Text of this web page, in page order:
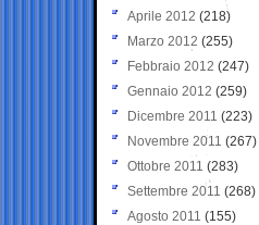
Aprile 2012 (218)
Marzo 2012 (255)
Febbraio 2012 (247)
Gennaio 2012 (259)
Dicembre 2011 (223)
Novembre 2011 (267)
Ottobre 2011 (283)
Settembre 2011 (268)
Agosto 2011 (155)